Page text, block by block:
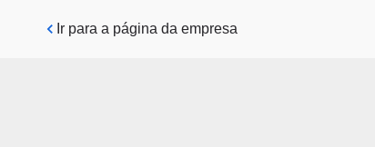
Pular para o conteúdo principal
Ir para a página da empresa